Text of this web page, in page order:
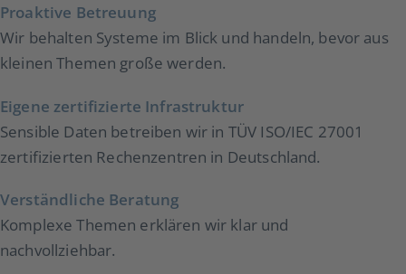
Proaktive Betreuung
Wir behalten Systeme im Blick und handeln, bevor aus
kleinen Themen große werden.
Eigene zertifizierte Infrastruktur
Sensible Daten betreiben wir in TÜV ISO/IEC 27001
zertifizierten Rechenzentren in Deutschland.
Verständliche Beratung
Komplexe Themen erklären wir klar und
nachvollziehbar.